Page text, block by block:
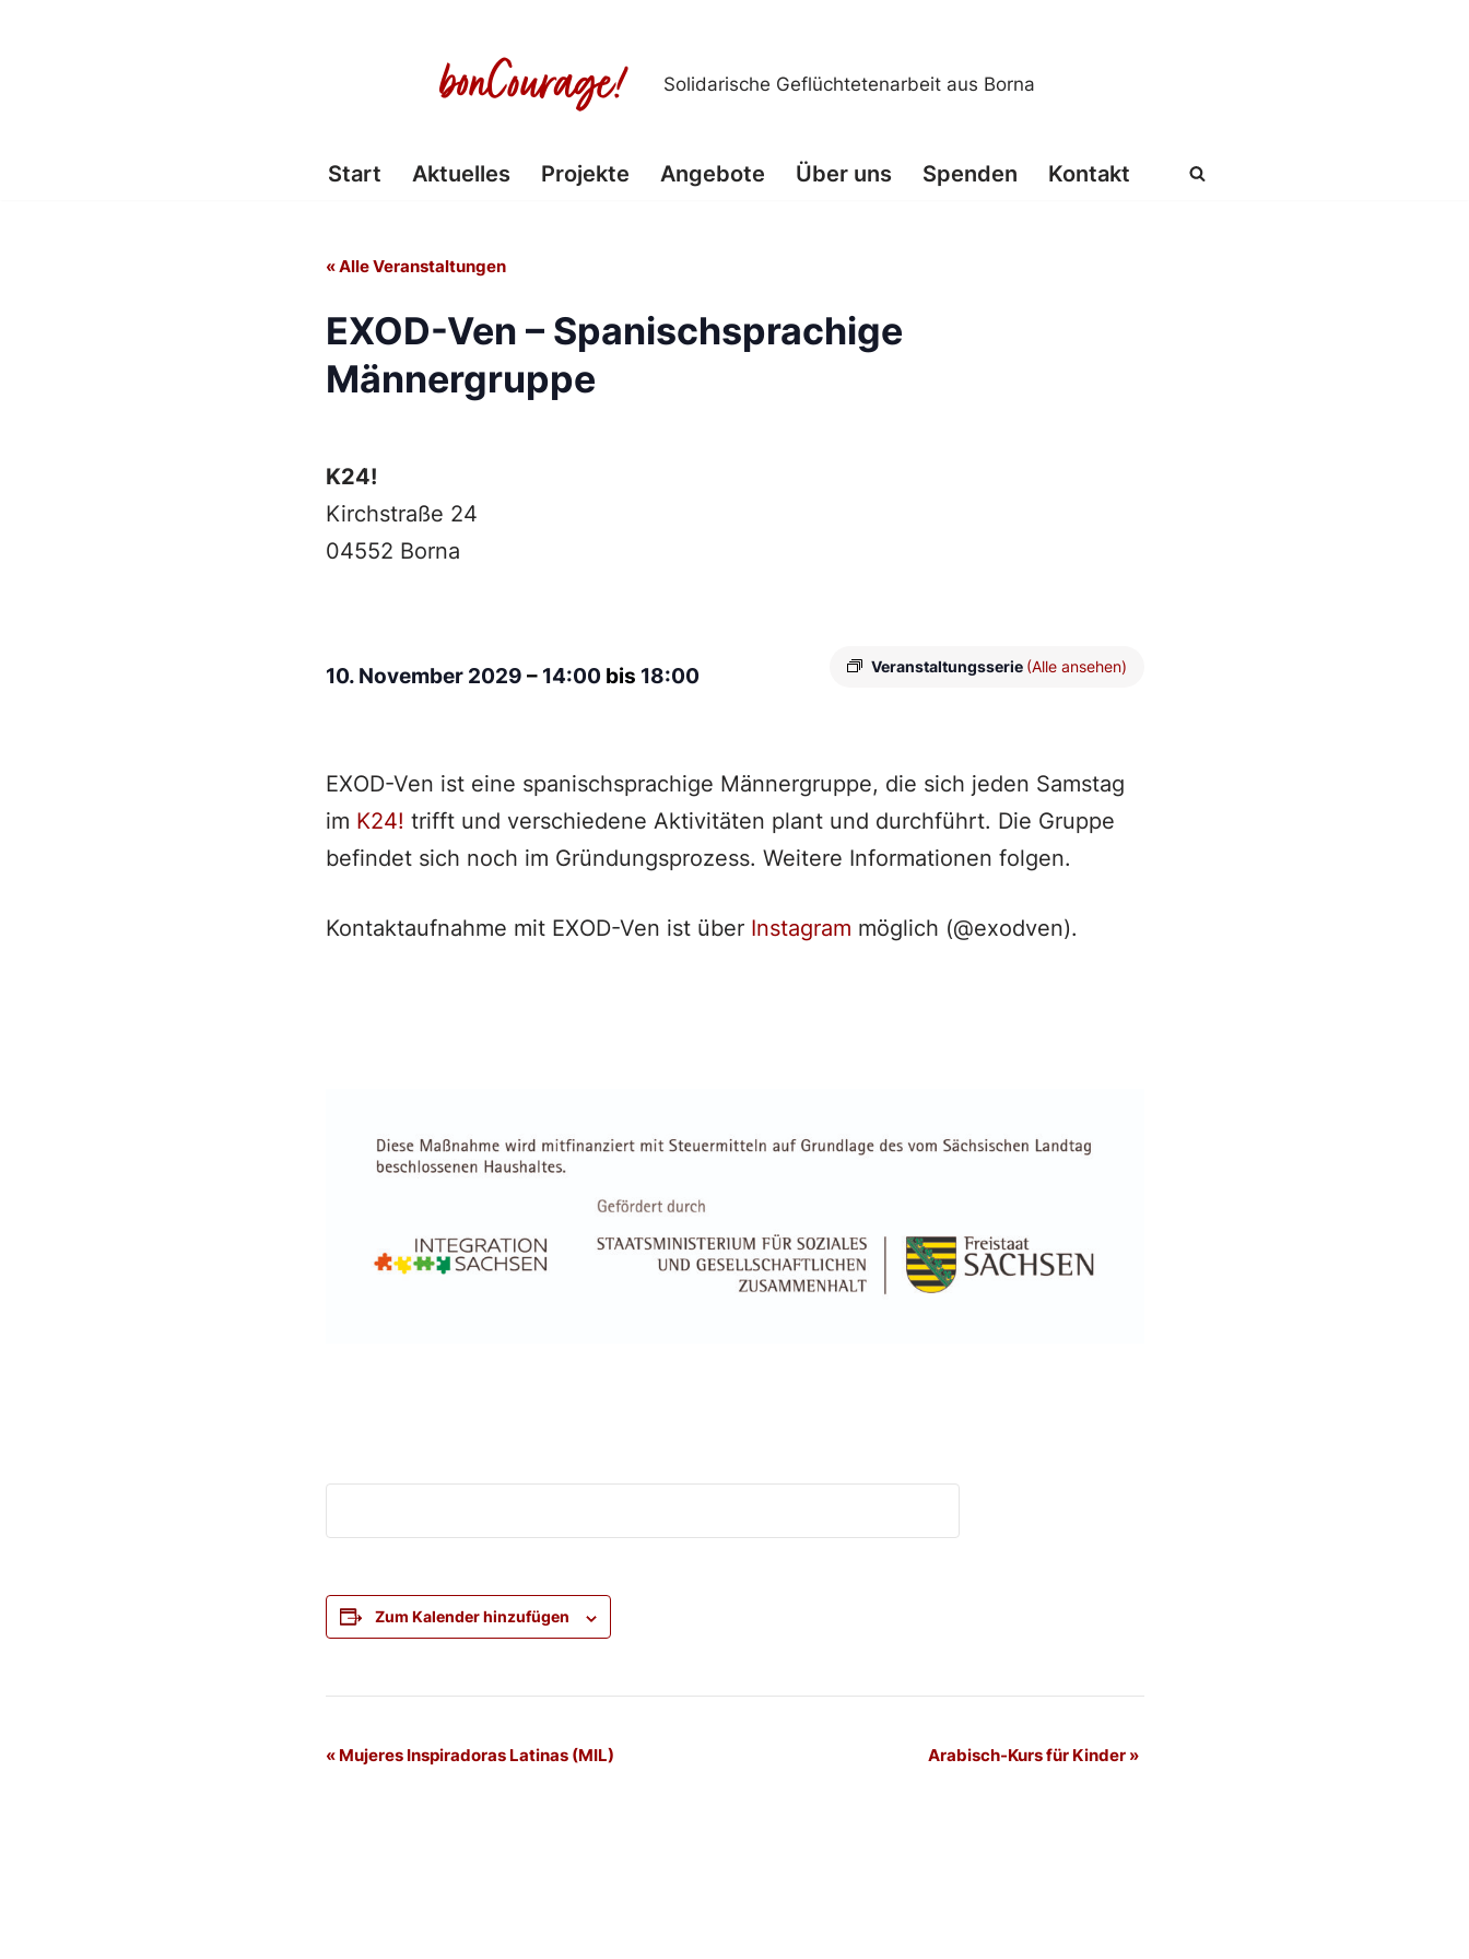
Solidarische Geflüchtetenarbeit aus Borna
Start Aktuelles Projekte Angebote Über uns Spenden Kontakt
« Alle Veranstaltungen
EXOD-Ven – Spanischsprachige
Männergruppe
K24!
Kirchstraße 24
04552 Borna
Veranstaltungsserie (Alle ansehen)
10. November 2029 – 14:00 bis 18:00
EXOD-Ven ist eine spanischsprachige Männergruppe, die sich jeden Samstag
im K24! trifft und verschiedene Aktivitäten plant und durchführt. Die Gruppe
befindet sich noch im Gründungsprozess. Weitere Informationen folgen.
Kontaktaufnahme mit EXOD-Ven ist über Instagram möglich (@exodven).
Zum Kalender hinzufügen
Veranstaltung-
«Mujeres Inspiradoras Latinas (MIL) Arabisch-Kurs für Kinder »